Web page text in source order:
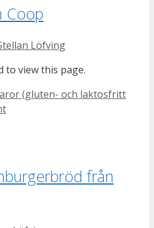
Coop
Löfving
to view this page.
(gluten- och laktosfritt
från